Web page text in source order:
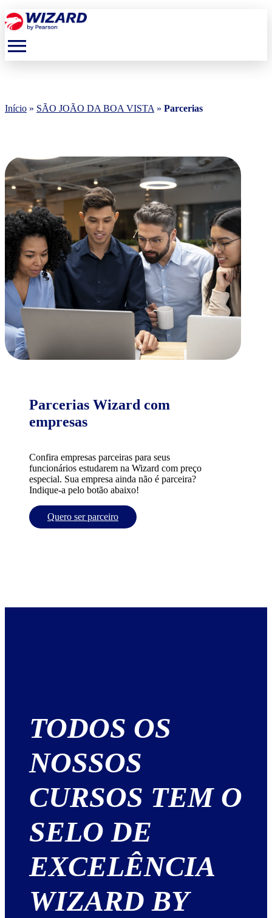
menu
Início » SÃO JOÃO DA BOA VISTA » Parcerias
Parcerias Wizard com
empresas
Confira empresas parceiras para seus
funcionários estudarem na Wizard com preço
especial. Sua empresa ainda não é parceira?
Indique-a pelo botão abaixo!
Quero ser parceiro
TODOS OS
NOSSOS
CURSOS TEM O
SELO DE
EXCELÊNCIA
WIZARD BY